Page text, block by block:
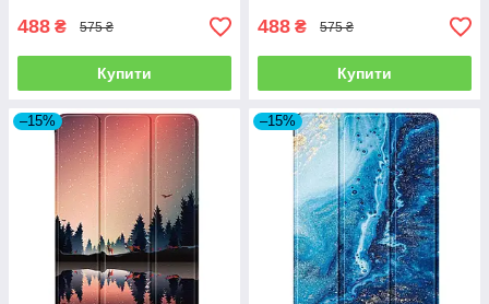
488 ₴ 575 ₴
Купити
488 ₴ 575 ₴
Купити
–15% –15%